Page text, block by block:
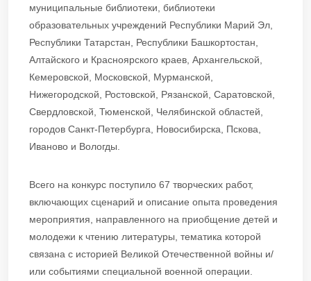
муниципальные библиотеки, библиотеки
образовательных учреждений Республики Марий Эл,
Республики Татарстан, Республики Башкортостан,
Алтайского и Красноярского краев, Архангельской,
Кемеровской, Московской, Мурманской,
Нижегородской, Ростовской, Рязанской, Саратовской,
Свердловской, Тюменской, Челябинской областей,
городов Санкт-Петербурга, Новосибирска, Пскова,
Иваново и Вологды.
Всего на конкурс поступило 67 творческих работ,
включающих сценарий и описание опыта проведения
мероприятия, направленного на приобщение детей и
молодежи к чтению литературы, тематика которой
связана с историей Великой Отечественной войны и/
или событиями специальной военной операции.